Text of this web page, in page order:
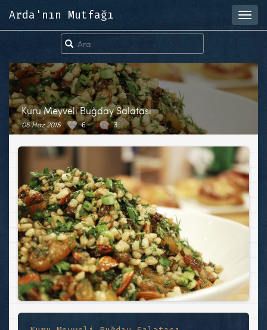
Arda'nın Mutfağı
Kuru Meyveli Buğday Salatası
06 Haz 2015 6 3